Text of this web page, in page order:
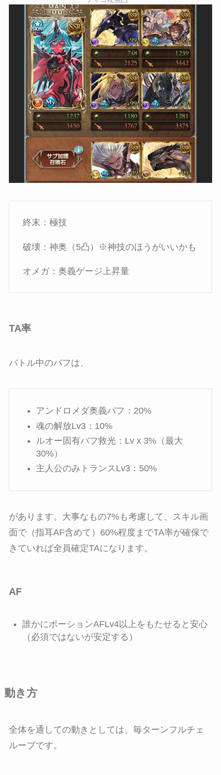
終末：極技
破壊：神奥（5凸）※神技のほうがいいかも
オメガ：奥義ゲージ上昇量
TA率
バトル中のバフは、
アンドロメダ奥義バフ：20%
魂の解放Lv3：10%
ルオー固有バフ救光：Lv x 3%（最大
30%）
主人公のみトランスLv3：50%
があります。大事なもの7%も考慮して、スキル画
面で（指耳AF含めて）60%程度までTA率が確保で
きていれば全員確定TAになります。
AF
誰かにポーションAFLv4以上をもたせると安心
（必須ではないが安定する）
動き方
全体を通しての動きとしては、毎ターンフルチェ
ループです。